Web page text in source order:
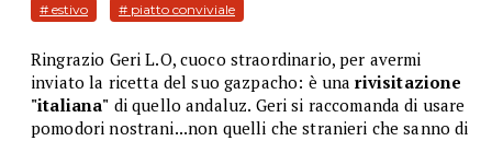
# estivo # piatto conviviale
Ringrazio Geri L.O, cuoco straordinario, per avermi
inviato la ricetta del suo gazpacho: è unarivisitazione
"italiana" di quello andaluz. Geri si raccomanda di usare
pomodori nostrani...non quelli che stranieri che sanno di